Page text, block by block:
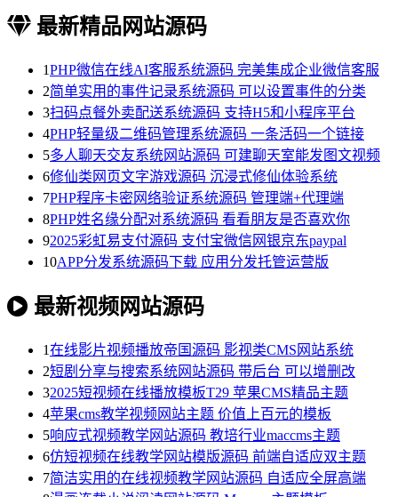
最新精品网站源码
1PHP微信在线AI客服系统源码 完美集成企业微信客服
2简单实用的事件记录系统源码 可以设置事件的分类
3扫码点餐外卖配送系统源码 支持H5和小程序平台
4PHP轻量级二维码管理系统源码 一条活码一个链接
5多人聊天交友系统网站源码 可建聊天室能发图文视频
6修仙类网页文字游戏源码 沉浸式修仙体验系统
7PHP程序卡密网络验证系统源码 管理端+代理端
8PHP姓名缘分配对系统源码 看看朋友是否喜欢你
92025彩虹易支付源码 支付宝微信网银京东paypal
10APP分发系统源码下载 应用分发托管运营版
最新视频网站源码
1在线影片视频播放帝国源码 影视类CMS网站系统
2短剧分享与搜索系统网站源码 带后台 可以增删改
32025短视频在线播放模板T29 苹果CMS精品主题
4苹果cms教学视频网站主题 价值上百元的模板
5响应式视频教学网站源码 教培行业maccms主题
6仿短视频在线教学网站模版源码 前端自适应双主题
7简洁实用的在线视频教学网站源码 自适应全屏高端